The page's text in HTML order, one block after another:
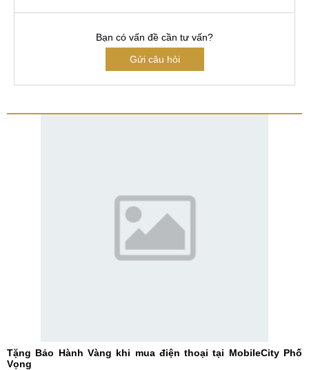
Bạn có vấn đề cần tư vấn?
Gửi câu hỏi
Tặng Bảo Hành Vàng khi mua điện thoại tại MobileCity Phố
Vọng